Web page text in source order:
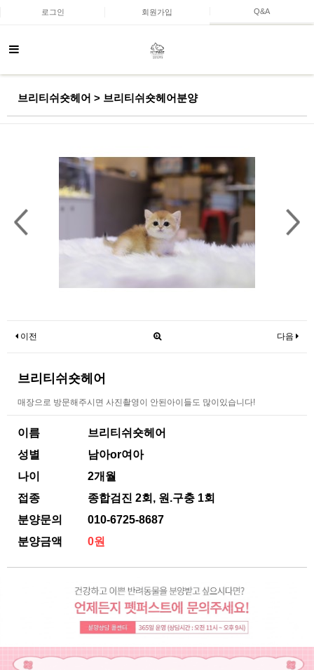
로그인 회원가입 Q&A
브리티쉬숏헤어 > 브리티쉬숏헤어분양
이전 다음
브리티쉬숏헤어
매장으로 방문해주시면 사진촬영이 안된아이들도 많이있습니다!
이름
브리티쉬숏헤어
성별
남아or여아
나이
2개월
접종
종합검진 2회, 원.구충 1회
분양문의
010-6725-8687
분양금액
0원